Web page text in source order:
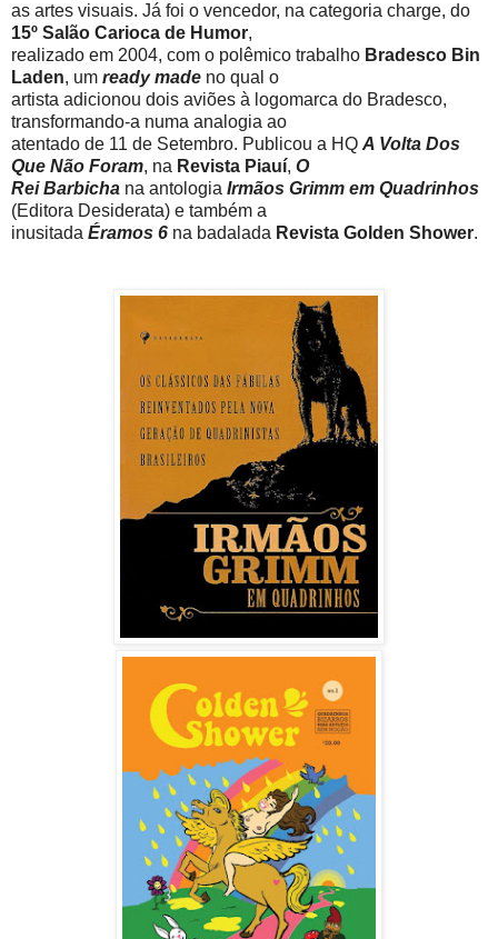
as artes visuais. Já foi o vencedor, na categoria charge, do
15º Salão Carioca de Humor,
realizado em 2004, com o polêmico trabalho Bradesco Bin
Laden, um ready made no qual o
artista adicionou dois aviões à logomarca do Bradesco,
transformando-a numa analogia ao
atentado de 11 de Setembro. Publicou a HQ A Volta Dos
Que Não Foram, na Revista Piauí, O
Rei Barbicha na antologia Irmãos Grimm em Quadrinhos
(Editora Desiderata) e também a
inusitada Éramos 6 na badalada Revista Golden Shower.